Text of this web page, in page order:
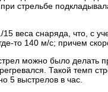
стрельбе
снаряда, что, с
то 140 м/с; причем
можно было
Такой темп
5 выстрелов в час.